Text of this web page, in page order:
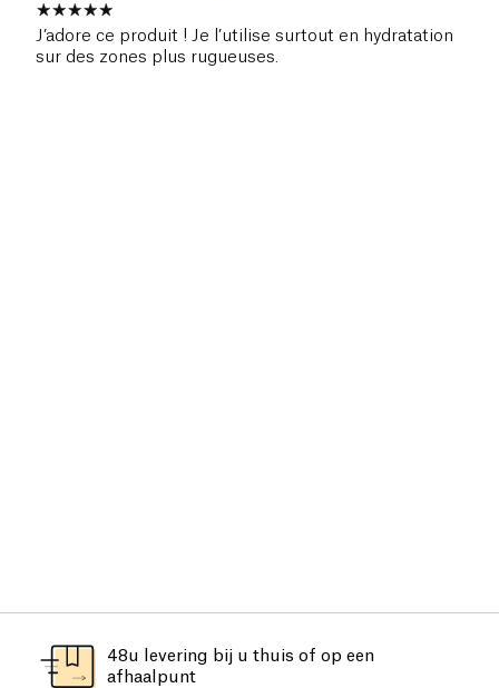
J’adore ce produit ! Je l’utilise surtout en hydratation
sur des zones plus rugueuses.
48u levering bij u thuis of op een
afhaalpunt